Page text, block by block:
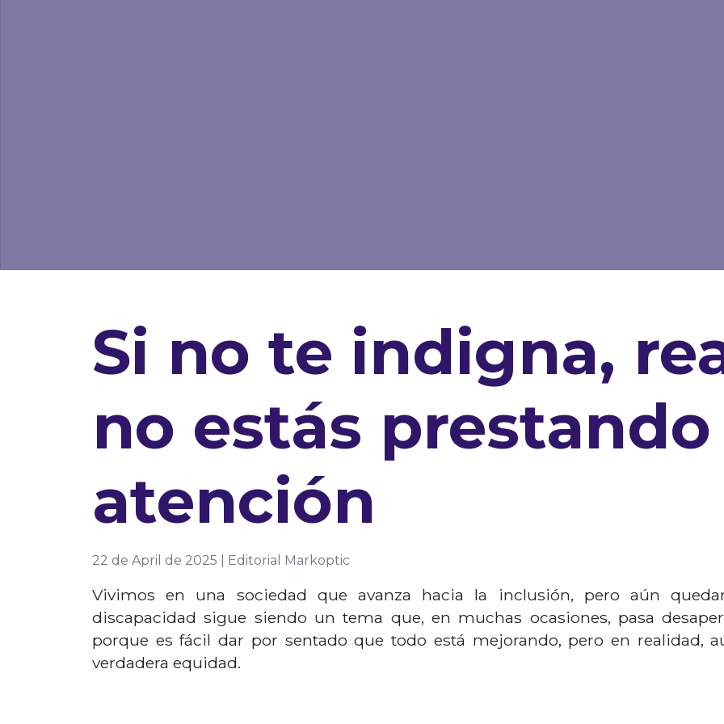
Si no te indigna,
no estás prestando
atención
22 de April de 2025 | Editorial Markoptic
Vivimos en una sociedad que avanza hacia la inclusión, pero aún
discapacidad sigue siendo un tema que, en muchas ocasiones, pasa
porque es fácil dar por sentado que todo está mejorando, pero en realidad,
verdadera equidad.